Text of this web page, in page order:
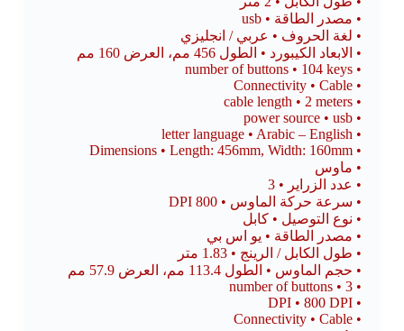
• مصدر الطاقة • usb
• لغة الحروف • عربي / انجليزي
• الابعاد الكيبورد • الطول 456 مم، العرض 160 مم
• number of buttons • 104 keys
• Connectivity • Cable
• cable length • 2 meters
• power source • usb
• letter language • Arabic – English
• Dimensions • Length: 456mm, Width: 160mm
• ماوس
• عدد الزراير • 3
• سرعة حركة الماوس • 800 DPI
• نوع التوصيل • كابل
• مصدر الطاقة • يو اس بي
• طول الكابل / الرينج • 1.83 متر
• حجم الماوس • الطول 113.4 مم، العرض 57.9 مم
• number of buttons • 3
• DPI • 800 DPI
• Connectivity • Cable